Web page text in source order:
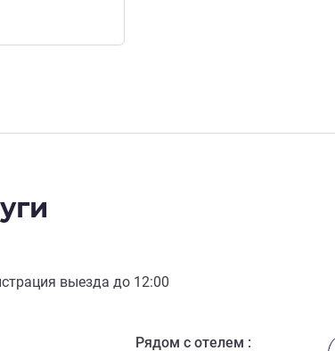
выезда до 12:00
Рядом с отелем